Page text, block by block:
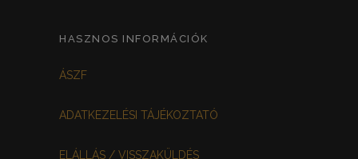
HASZNOS INFORMÁCIÓK
ÁSZF
ADATKEZELÉSI TÁJÉKOZTATÓ
ELÁLLÁS / VISSZAKÜLDÉS